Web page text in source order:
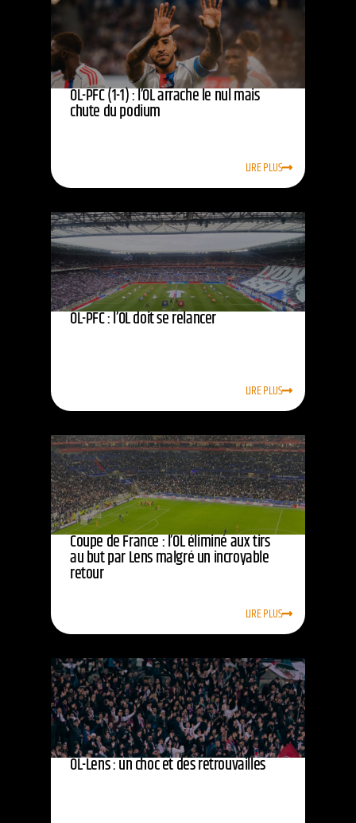
OL-PFC (1-1) : l’OL arrache le nul mais
chute du podium
LIRE PLUS
OL-PFC : l’OL doit se relancer
LIRE PLUS
Coupe de France : l’OL éliminé aux tirs
au but par Lens malgré un incroyable
retour
LIRE PLUS
OL-Lens : un choc et des retrouvailles